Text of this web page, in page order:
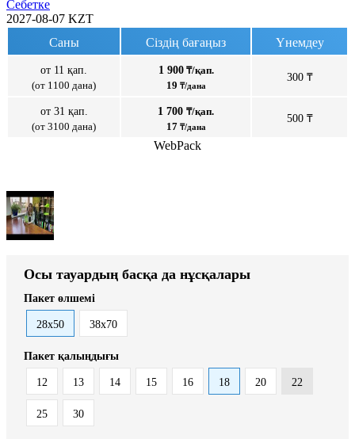
Себетке
2027-08-07 KZT
Саны
Сіздің бағаңыз Үнемдеу
от 11 қап.
(от 1100 дана)
1 900₸/қап.
19 ₸/дана
300 ₸
от 31 қап.
(от 3100 дана)
1 700 ₸/қап.
17 ₸/дана
500 ₸
WebPack
Осы тауардың басқа да нұсқалары
Пакет өлшемі
28x50 38x70
Пакет қалыңдығы
12 13 14 15 16 18 20 22
25 30